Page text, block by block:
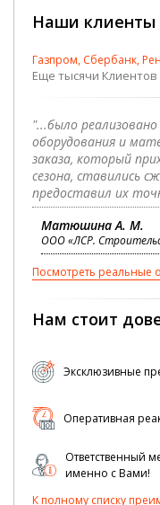
Наши клиенты
Газпром, Сбербанк,
Еще тысячи Клиентов
"...было
оборудования и
заказа, который
сезона, ставились
предоставил их
Матюшина А. М.
ООО «ЛСР.
Посмотреть реальные
Нам стоит
Эксклюзивные
Оперативная
Ответственный
именно с Вами!
К полному списку